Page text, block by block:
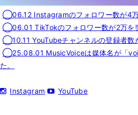
◯06.12 Instagramのフォロワー数が4万
◯06.01 TikTokのフォロワー数が2万を
◯10.11 YouTubeチャンネルの登録者数
◯25.08.01 MusicVoiceは媒体名が「
た。
Instagram YouTube